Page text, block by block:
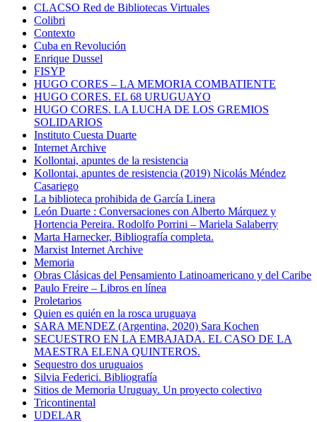
CLACSO Red de Bibliotecas Virtuales
Colibri
Contexto
Cuba en Revolución
Enrique Dussel
FISYP
HUGO CORES – LA MEMORIA COMBATIENTE
HUGO CORES. EL 68 URUGUAYO
HUGO CORES. LA LUCHA DE LOS GREMIOS
SOLIDARIOS
Instituto Cuesta Duarte
Internet Archive
Kollontai, apuntes de la resistencia
Kollontai, apuntes de resistencia (2019) Nicolás Méndez
Casariego
La biblioteca prohibida de García Linera
León Duarte : Conversaciones con Alberto Márquez y
Hortencia Pereira. Rodolfo Porrini – Mariela Salaberry
Marta Harnecker, Bibliografía completa.
Marxist Internet Archive
Memoria
Obras Clásicas del Pensamiento Latinoamericano y del Caribe
Paulo Freire – Libros en línea
Proletarios
Quien es quién en la rosca uruguaya
SARA MENDEZ (Argentina, 2020) Sara Kochen
SECUESTRO EN LA EMBAJADA. EL CASO DE LA
MAESTRA ELENA QUINTEROS.
Sequestro dos uruguaios
Silvia Federici. Bibliografía
Sitios de Memoria Uruguay. Un proyecto colectivo
Tricontinental
UDELAR